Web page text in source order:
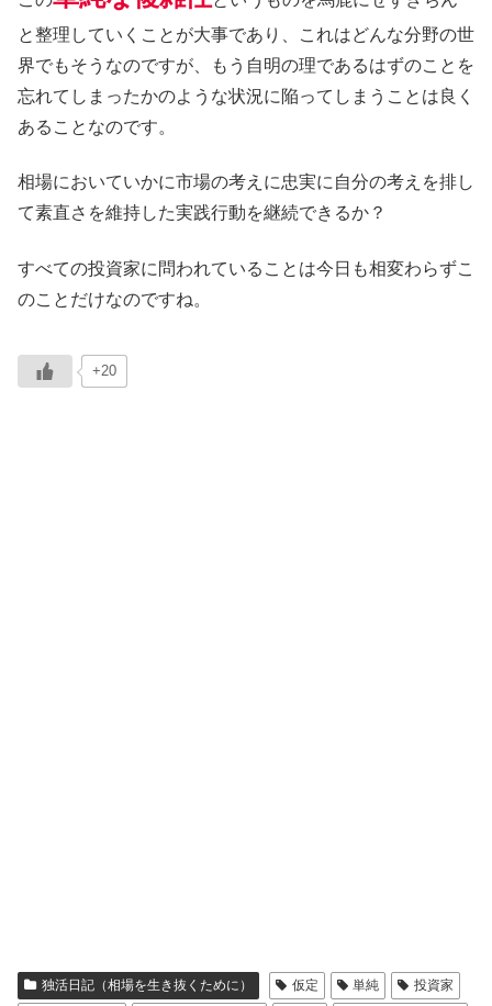
と整理していくことが大事であり、これはどんな分野の世
界でもそうなのですが、もう自明の理であるはずのことを
忘れてしまったかのような状況に陥ってしまうことは良く
あることなのです。
相場においていかに市場の考えに忠実に自分の考えを排し
て素直さを維持した実践行動を継続できるか？
すべての投資家に問われていることは今日も相変わらずこ
のことだけなのですね。
+20
独活日記（相場を生き抜くために） 仮定 単純
投資家